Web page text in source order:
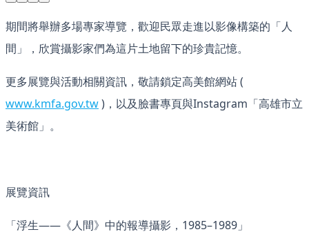
期間將舉辦多場專家導覽，歡迎民眾走進以影像構築的「人
間」，欣賞攝影家們為這片土地留下的珍貴記憶。
更多展覽與活動相關資訊，敬請鎖定高美館網站 (
www.kmfa.gov.tw)，以及臉書專頁與Instagram「高雄市立
美術館」。
展覽資訊
「浮生——《人間》中的報導攝影，1985–1989」